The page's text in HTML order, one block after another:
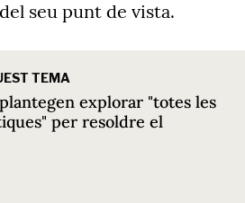
seu punt de vista.
TEMA
explorar "totes les
per resoldre el